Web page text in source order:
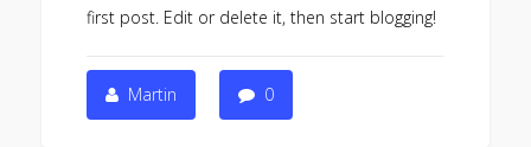
first post. Edit or delete it, then start blogging!
Martin 0